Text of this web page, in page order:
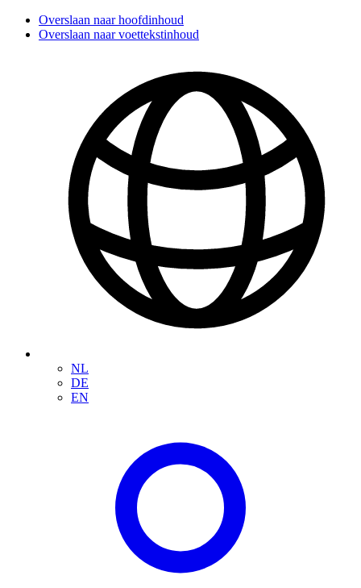
Overslaan naar hoofdinhoud
Overslaan naar voettekstinhoud
NL
DE
EN